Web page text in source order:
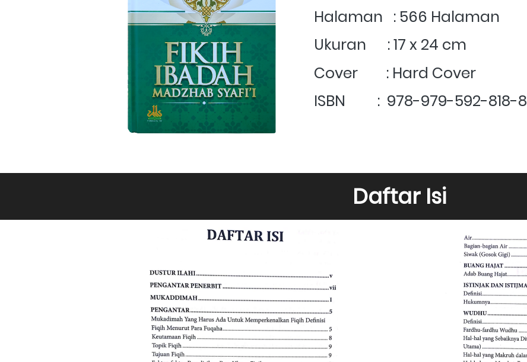
Halaman   : 566 Halaman
Ukuran      : 17 x 24 cm
Cover        : Hard Cover
ISBN         : 978-979-592-818-8
Daftar Isi